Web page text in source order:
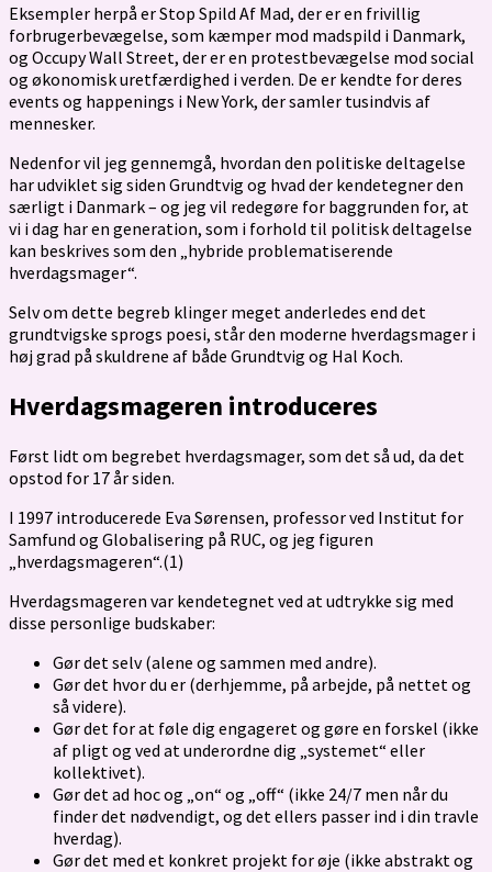
Eksempler herpå er Stop Spild Af Mad, der er en frivillig
forbruger­bevægelse, som kæmper mod madspild i Danmark,
og Occupy Wall Street, der er en protestbevægelse mod social
og økonomisk uretfærdighed i verden. De er kendte for deres
events og happenings i New York, der samler tusindvis af
mennesker.
Nedenfor vil jeg gennemgå, hvordan den politiske deltagelse
har udviklet sig siden Grundtvig og hvad der kendetegner den
særligt i Danmark – og jeg vil redegøre for baggrunden for, at
vi i dag har en generation, som i forhold til politisk deltagelse
kan beskrives som den „hybride problematiserende
hverdagsmager“.
Selv om dette begreb klinger meget anderledes end det
grundtvigske sprogs poesi, står den moderne hverdagsmager i
høj grad på skuldrene af både Grundtvig og Hal Koch.
Hverdagsmageren introduceres
Først lidt om begrebet hverdagsmager, som det så ud, da det
opstod for 17 år siden.
I 1997 introducerede Eva Sørensen, professor ved Institut for
Samfund og Globalisering på RUC, og jeg figuren
„hverdagsmageren“.(1)
Hverdagsmageren var kendetegnet ved at udtrykke sig med
disse personlige budskaber:
Gør det selv (alene og sammen med andre).
Gør det hvor du er (derhjemme, på arbejde, på nettet og
så videre).
Gør det for at føle dig engageret og gøre en forskel (ikke
af pligt og ved at underordne dig „systemet“ eller
kollektivet).
Gør det ad hoc og „on“ og „off“ (ikke 24/7 men når du
finder det nødvendigt, og det ellers passer ind i din travle
hverdag).
Gør det med et konkret projekt for øje (ikke abstrakt og